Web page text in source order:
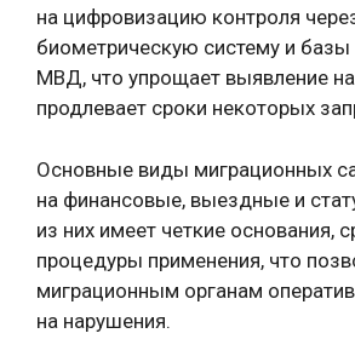
на цифровизацию контроля
биометрическую систему и
МВД, что упрощает выявление
продлевает сроки некоторых
Основные виды миграционных
на финансовые, выездные и
из них имеет четкие основания,
процедуры применения, что
миграционным органам
на нарушения.